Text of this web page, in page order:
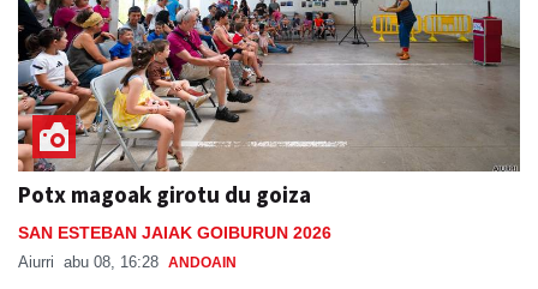
Potx magoak girotu du goiza
SAN ESTEBAN JAIAK GOIBURUN 2026
Aiurri abu 08, 16:28 ANDOAIN